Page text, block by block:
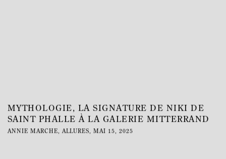
MYTHOLOGIE, LA SIGNATURE DE NIKI DE
SAINT PHALLE À LA GALERIE MITTERRAND
ANNIE MARCHE, ALLURES, MAI 15, 2025